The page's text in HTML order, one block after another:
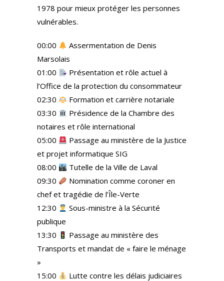
1978 pour mieux protéger les personnes
vulnérables.
00:00
Assermentation de Denis
Marsolais
01:00
Présentation et rôle actuel à
l’Office de la protection du consommateur
02:30
Formation et carrière notariale
03:30
Présidence de la Chambre des
notaires et rôle international
05:00
Passage au ministère de la Justice
et projet informatique SIG
08:00
Tutelle de la Ville de Laval
09:30
Nomination comme coroner en
chef et tragédie de l’Île-Verte
12:30
Sous-ministre à la Sécurité
publique
13:30
Passage au ministère des
Transports et mandat de « faire le ménage
»
15:00
Lutte contre les délais judiciaires